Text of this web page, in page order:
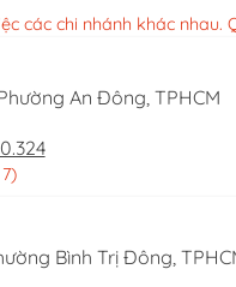
các chi nhánh khác nhau.
An Đông, TPHCM
Bình Trị Đông,